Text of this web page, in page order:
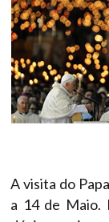
A visita do
a 14 de Maio.